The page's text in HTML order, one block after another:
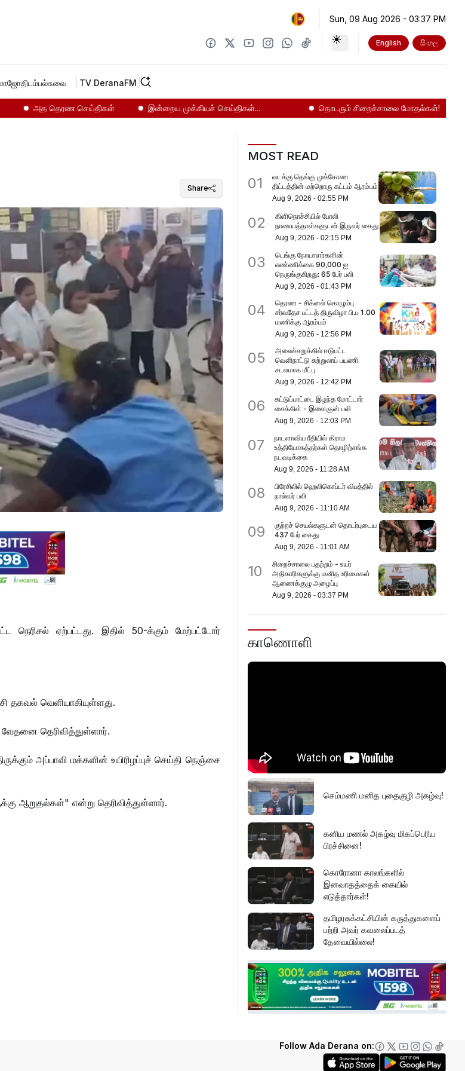
Sun, 09 Aug 2026 - 03:37 PM
English සිංහල
ஜோதிடம்பல்சுவை TV DeranaFM
அத தெரண செய்திகள் இன்றைய முக்கியச் செய்திகள்... தொடரும் சிறைச்சாலை மோதல்கள்!
Share
நெரிசல் ஏற்பட்டது. இதில் 50-க்கும் மேற்பட்டோர்
தகவல் வெளியாகியுள்ளது.
வேதனை தெரிவித்துள்ளார்.
அப்பாவி மக்களின் உயிரிழப்புச் செய்தி நெஞ்சை
ஆறுதல்கள்" என்று தெரிவித்துள்ளார்.
MOST READ
01
வடக்கு தெங்கு முக்கோண
திட்டத்தின் மற்றொரு கட்டம் ஆரம்பம்
Aug 9, 2026 -02:55 PM
02
கிளிநொச்சியில் போலி
நாணயத்தாள்களுடன் இருவர் கைது
Aug 9, 2026 -02:15 PM
03
டெங்கு நோயாளர்களின்
எண்ணிக்கை 90,000 ஐ
நெருங்குகிறது: 65 பேர் பலி
Aug 9, 2026 -01:43 PM
04
தெரண - சிக்னல் கொழும்பு
சர்வதேச பட்டத் திருவிழா பி.ப 1.00
மணிக்கு ஆரம்பம்
Aug 9, 2026 - 12:56 PM
05
அலைச்சறுக்கில் ஈடுபட்ட
வௌிநாட்டு சுற்றுலாப் பயணி
சடலமாக மீட்பு
Aug 9, 2026 - 12:42 PM
06
கட்டுப்பாட்டை இழந்த மோட்டார்
சைக்கிள் - இளைஞன் பலி
Aug 9, 2026 - 12:03 PM
07
நாடளாவிய ரீதியில் கிராம
உத்தியோகத்தர்கள் தொழிற்சங்க
நடவடிக்கை
Aug 9, 2026 - 11:28 AM
08
பிரேசிலில் ஹெலிகொப்டர் விபத்தில்
நால்வர் பலி
Aug 9, 2026 - 11:10 AM
09
குற்றச் செயல்களுடன் தொடர்புடைய
437 பேர் கைது
Aug 9, 2026 - 11:01 AM
10
சிறைச்சாலை பதற்றம் - உயர்
அதிகாரிகளுக்கு மனித உரிமைகள்
ஆணைக்குழு அழைப்பு
Aug 9, 2026 -03:37 PM
காணொளி
செம்மணி மனித புதைகுழி அகழ்வு!
கனிய மணல் அகழ்வு மிகப்பெரிய
பிரச்சினை!
கொரோனா காலங்களில்
இனவாதத்தைக் கையில்
எடுத்தார்கள்!
தமிழரசுக்கட்சியின் கருத்துகளைப்
பற்றி அவர் கவலைப்படத்
தேவையில்லை!
இது அதனுடன் சம்பந்தப்பட்ட
கேள்விதான் ஐயா!
பல மாணவர்களின் எதிர்காலம்
கல்விச்சூழலில் இது ஒரு நவீன
Follow Ada Derana on: